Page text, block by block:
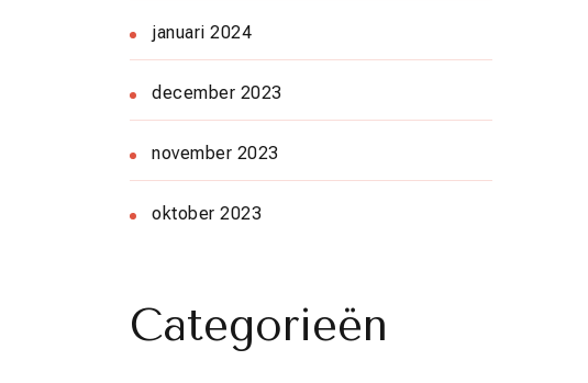
januari 2024
december 2023
november 2023
oktober 2023
Categorieën